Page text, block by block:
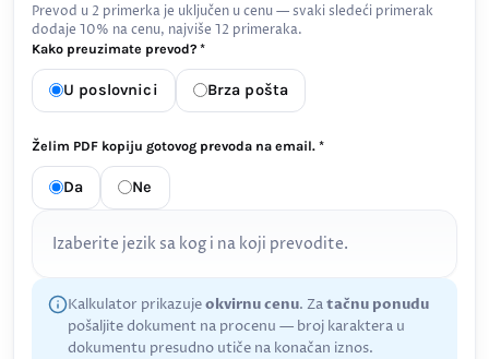
Prevod u 2 primerka je uključen u cenu — svaki sledeći primerak
dodaje 10% na cenu, najviše 12 primeraka.
Kako preuzimate prevod? *
U poslovnici Brza pošta
Želim PDF kopiju gotovog prevoda na email. *
Da Ne
Izaberite jezik sa kog i na koji prevodite.
Kalkulator prikazujeokvirnu cenu. Zatačnu ponudu
pošaljite dokument na procenu — broj karaktera u
dokumentu presudno utiče na konačan iznos.